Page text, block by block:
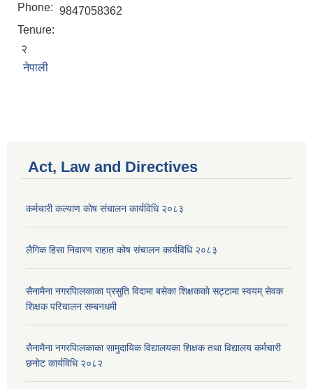
Phone: 9847058362
Tenure:
२
नेपाली
Act, Law and Directives
कर्मचारी कल्याण काेष संचालन कार्यविधि २०८३
लैगिक हिसा निवारण राहात कोष संचालन कार्यविधि २०८३
सैनामैना नगरपािलकाका प्रसुति विदामा बसेका शिक्षककाे सट्टामा स्वयम् सेवक
शिक्षक परिचालन सम्बनधमी
सैनामैना नगरपािलकाका सामुदायिक विद्यालयका शिक्षक तथा विद्यालय कर्मचारी
छनाेट कार्यविधि २०८२